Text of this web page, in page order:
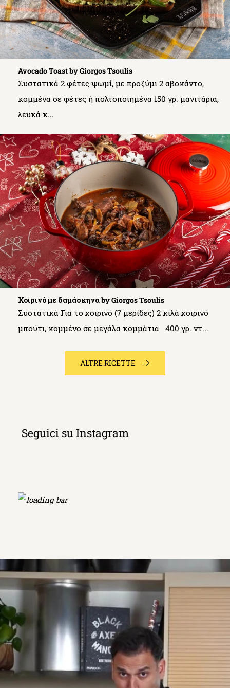
Avocado Toast by Giorgos Tsoulis
Συστατικά 2 φέτες ψωμί, με προζύμι 2 αβοκάντο,
κομμένα σε φέτες ή πολτοποιημένα 150 γρ. μανιτάρια,
λευκά κ...
Χοιρινό με δαμάσκηνα by Giorgos Tsoulis
Συστατικά Για το χοιρινό (7 μερίδες) 2 κιλά χοιρινό
μπούτι, κομμένο σε μεγάλα κομμάτια 400 γρ. ντ...
ALTRE RICETTE
Seguici su Instagram